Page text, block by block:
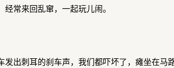
常来回乱窜，一起玩儿闹。
出刺耳的刹车声，我们都吓坏了，瘫坐在马